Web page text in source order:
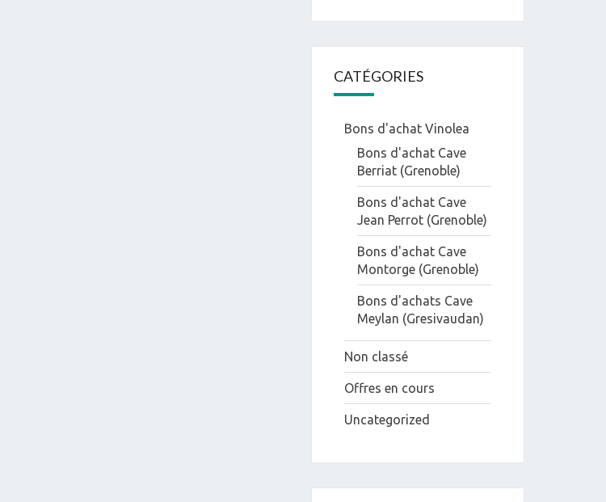
CATÉGORIES
Bons d'achat Vinolea
Bons d'achat Cave
Berriat (Grenoble)
Bons d'achat Cave
Jean Perrot (Grenoble)
Bons d'achat Cave
Montorge (Grenoble)
Bons d'achats Cave
Meylan (Gresivaudan)
Non classé
Offres en cours
Uncategorized